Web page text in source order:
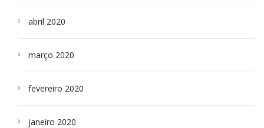
abril 2020
março 2020
fevereiro 2020
janeiro 2020